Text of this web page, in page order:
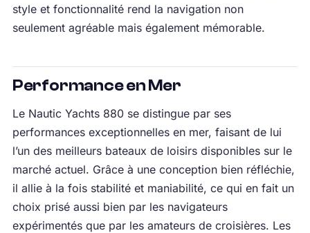
style et fonctionnalité rend la navigation non
seulement agréable mais également mémorable.
Performance en Mer
Le Nautic Yachts 880 se distingue par ses
performances exceptionnelles en mer, faisant de lui
l’un des meilleurs bateaux de loisirs disponibles sur le
marché actuel. Grâce à une conception bien réfléchie,
il allie à la fois stabilité et maniabilité, ce qui en fait un
choix prisé aussi bien par les navigateurs
expérimentés que par les amateurs de croisières. Les